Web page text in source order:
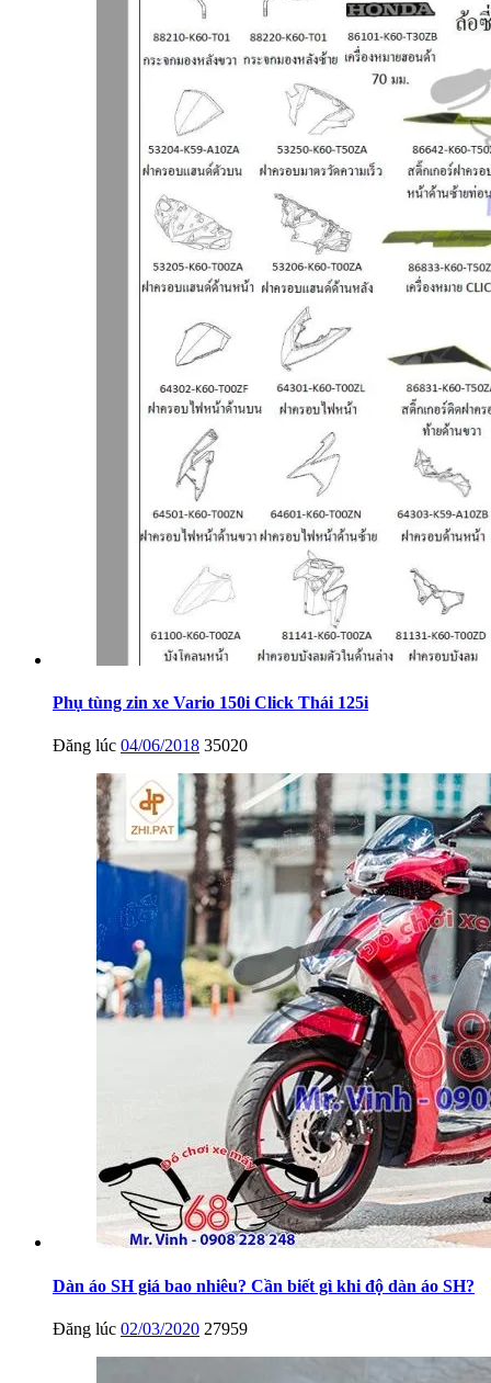
Phụ tùng zin xe Vario 150i Click Thái 125i
Đăng lúc 04/06/2018 35020
Dàn áo SH giá bao nhiêu? Cần biết gì khi độ dàn áo SH?
Đăng lúc 02/03/2020 27959